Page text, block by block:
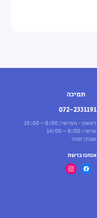
תמיכה
072-2331191
ראשון - חמישי: 8:00 – 19:00
שישי: 8:00 – 14:00
שבת: סגור
אנחנו ברשת